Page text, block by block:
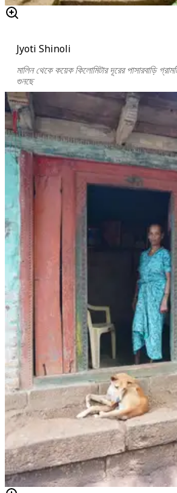
Jyoti Shinoli
মালিন থেকে কয়েক কিলোমিটার দূরের পাসারবাড়ি
গুনছে